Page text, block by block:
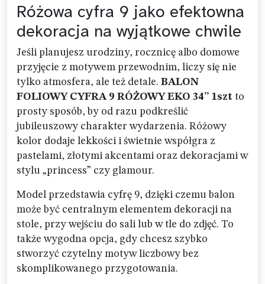
Różowa cyfra 9 jako efektowna
dekoracja na wyjątkowe chwile
Jeśli planujesz urodziny, rocznicę albo domowe
przyjęcie z motywem przewodnim, liczy się nie
tylko atmosfera, ale też detale. BALON
FOLIOWY CYFRA 9 RÓŻOWY EKO 34” 1szt to
prosty sposób, by od razu podkreślić
jubileuszowy charakter wydarzenia. Różowy
kolor dodaje lekkości i świetnie współgra z
pastelami, złotymi akcentami oraz dekoracjami w
stylu „princess” czy glamour.
Model przedstawia cyfrę 9, dzięki czemu balon
może być centralnym elementem dekoracji na
stole, przy wejściu do sali lub w tle do zdjęć. To
także wygodna opcja, gdy chcesz szybko
stworzyć czytelny motyw liczbowy bez
skomplikowanego przygotowania.